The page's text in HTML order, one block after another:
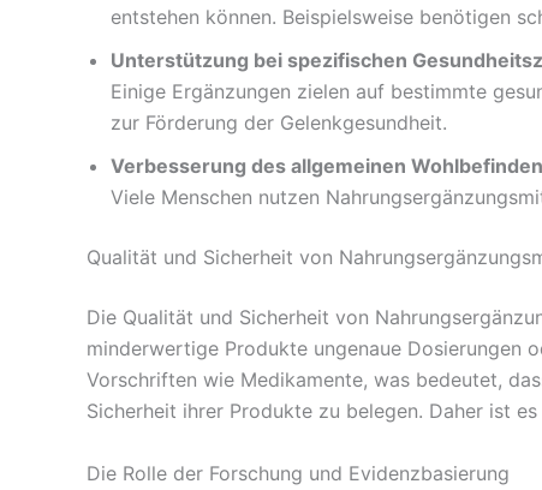
entstehen können. Beispielsweise benötigen
Unterstützung bei spezifischen
Einige Ergänzungen zielen auf bestimmte
zur Förderung der Gelenkgesundheit.
Verbesserung des allgemeinen
Viele Menschen nutzen
Qualität und Sicherheit von
Die Qualität und Sicherheit von
minderwertige Produkte ungenaue Dosierungen
Vorschriften wie Medikamente, was bedeutet,
Sicherheit ihrer Produkte zu belegen. Daher ist
Die Rolle der Forschung und Evidenzbasierung